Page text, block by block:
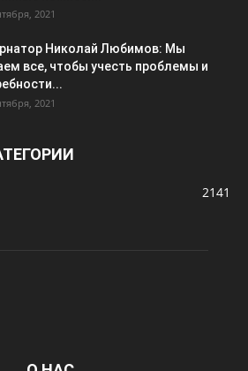
2021
Николай Любимов: Мы
все, чтобы учесть проблемы и
2021
2141